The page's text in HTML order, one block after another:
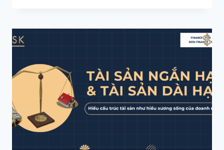
LẬP
CHÍNH
CHO
DOANH
NGHIỆP
MỚI